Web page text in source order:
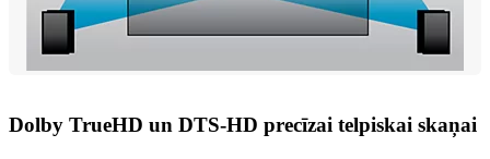
Dolby TrueHD un DTS-HD precīzai telpiskai skaņai